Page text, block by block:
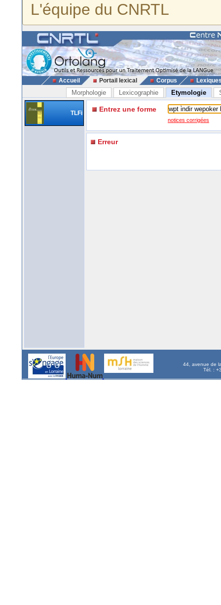
L'équipe du CNRTL
Accueil Portail lexical Corpus
Morphologie Lexicographie Etymologie
TLFi Entrez une forme
notices corrigées
Erreur
44, avenue de
Tél. :